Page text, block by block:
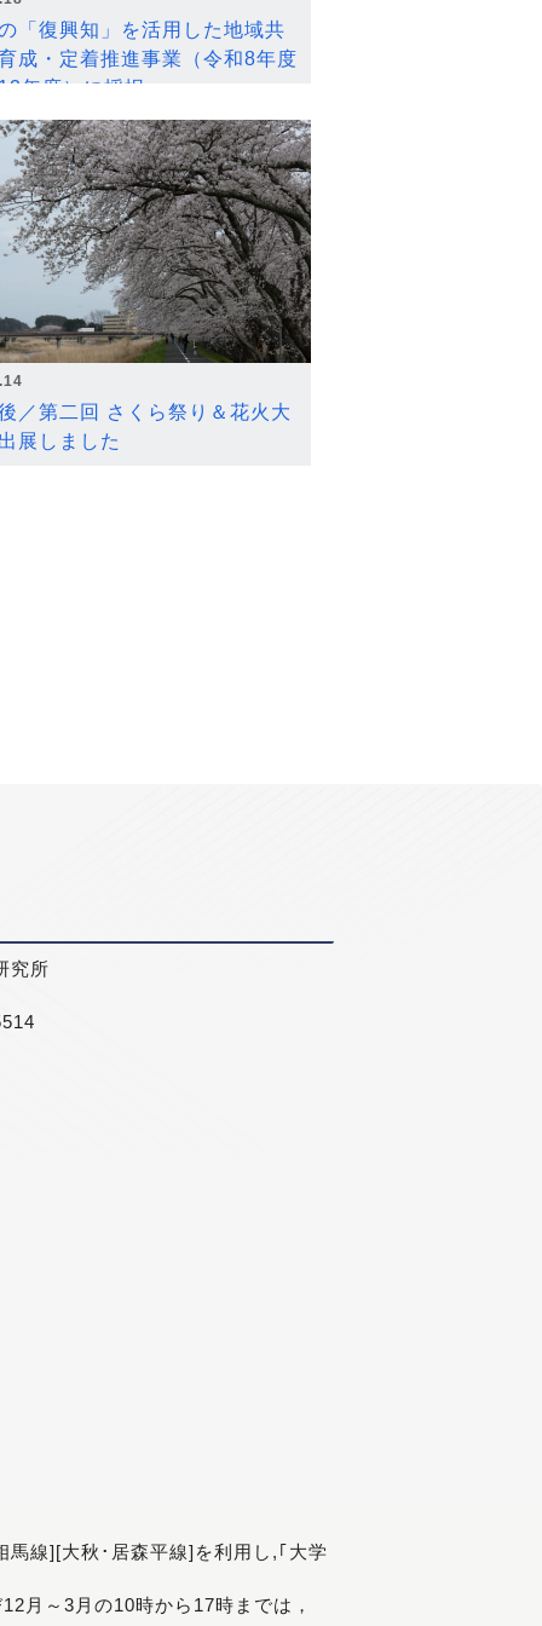
「復興知」を活用した地域共
成・定着推進事業（令和8年度
年度）に採択
／第二回 さくら祭り＆花火大
展しました
究所
線][大秋･居森平線]を利用し,｢大学
月～3月の10時から17時までは，